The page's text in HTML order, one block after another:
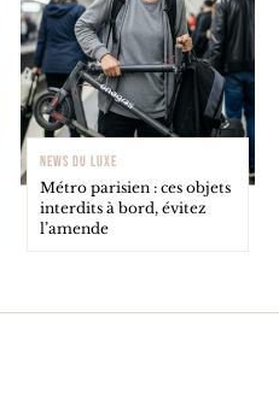
NEWS DU LUXE
Métro parisien : ces objets
interdits à bord, évitez
l’amende